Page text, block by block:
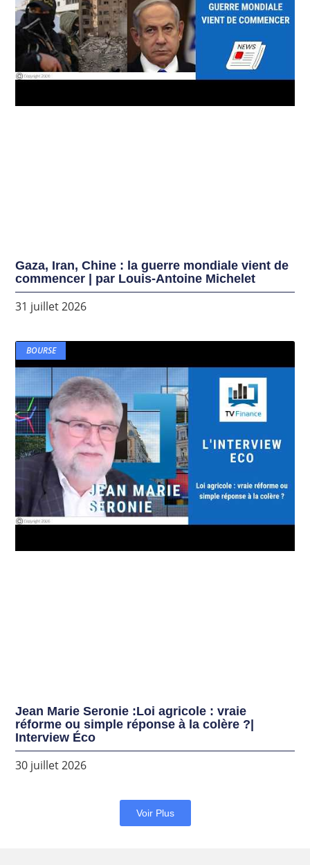
Gaza, Iran, Chine : la guerre mondiale vient de
commencer | par Louis-Antoine Michelet
31 juillet 2026
BOURSE
Jean Marie Seronie :Loi agricole : vraie
réforme ou simple réponse à la colère ?|
Interview Éco
30 juillet 2026
Voir Plus